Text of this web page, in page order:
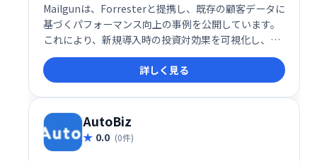
Mailgunは、Forresterと提携し、既存の顧客データに
基づくパフォーマンス向上の事例を公開しています。
これにより、新規導入時の投資対効果を可視化し、信
頼性を高めています。
詳しく見る
AutoBiz
0.0 (0件)